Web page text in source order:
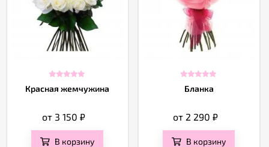
Красная жемчужина
от 3 150₽
В корзину
Бланка
от 2 290 ₽
В корзину